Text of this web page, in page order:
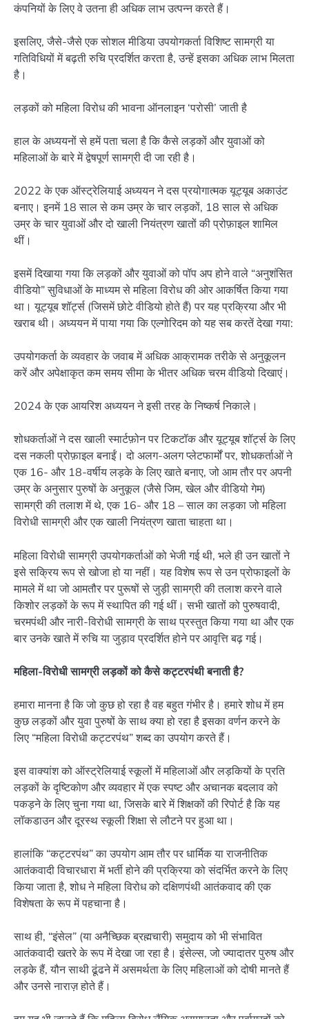
कंपनियों के लिए वे उतना ही अधिक लाभ उत्पन्न करते हैं।
इसलिए, जैसे-जैसे एक सोशल मीडिया उपयोगकर्ता विशिष्ट सामग्री या
गतिविधियों में बढ़ती रुचि प्रदर्शित करता है, उन्हें इसका अधिक लाभ मिलता
है।
लड़कों को महिला विरोध की भावना ऑनलाइन ‘परोसी’ जाती है
हाल के अध्ययनों से हमें पता चला है कि कैसे लड़कों और युवाओं को
महिलाओं के बारे में द्वेषपूर्ण सामग्री दी जा रही है।
2022 के एक ऑस्ट्रेलियाई अध्ययन ने दस प्रयोगात्मक यूट्यूब अकाउंट
बनाए। इनमें 18 साल से कम उम्र के चार लड़कों, 18 साल से अधिक
उम्र के चार युवाओं और दो खाली नियंत्रण खातों की प्रोफ़ाइल शामिल
थीं।
इसमें दिखाया गया कि लड़कों और युवाओं को पॉप अप होने वाले “अनुशंसित
वीडियो” सुविधाओं के माध्यम से महिला विरोध की ओर आकर्षित किया गया
था। यूट्यूब शॉर्ट्स (जिसमें छोटे वीडियो होते हैं) पर यह प्रक्रिया और भी
खराब थी। अध्ययन में पाया गया कि एल्गोरिदम को यह सब करतें देखा गया:
उपयोगकर्ता के व्यवहार के जवाब में अधिक आक्रामक तरीके से अनुकूलन
करें और अपेक्षाकृत कम समय सीमा के भीतर अधिक चरम वीडियो दिखाएं।
2024 के एक आयरिश अध्ययन ने इसी तरह के निष्कर्ष निकाले।
शोधकर्ताओं ने दस खाली स्मार्टफ़ोन पर टिकटॉक और यूट्यूब शॉर्ट्स के लिए
दस नकली प्रोफ़ाइल बनाईं। दो अलग-अलग प्लेटफार्मों पर, शोधकर्ताओं ने
एक 16- और 18-वर्षीय लड़के के लिए खाते बनाए, जो आम तौर पर अपनी
उम्र के अनुसार पुरुषों के अनुकूल (जैसे जिम, खेल और वीडियो गेम)
सामग्री की तलाश में थे, एक 16- और 18 – साल का लड़का जो महिला
विरोधी सामग्री और एक खाली नियंत्रण खाता चाहता था।
महिला विरोधी सामग्री उपयोगकर्ताओं को भेजी गई थी, भले ही उन खातों ने
इसे सक्रिय रूप से खोजा हो या नहीं। यह विशेष रूप से उन प्रोफाइलों के
मामले में था जो आमतौर पर पुरूषों से जुड़ी सामग्री की तलाश करने वाले
किशोर लड़कों के रूप में स्थापित की गई थीं। सभी खातों को पुरुषवादी,
चरमपंथी और नारी-विरोधी सामग्री के साथ प्रस्तुत किया गया था और एक
बार उनके खाते में रुचि या जुड़ाव प्रदर्शित होने पर आवृत्ति बढ़ गई।
महिला-विरोधी सामग्री लड़कों को कैसे कट्टरपंथी बनाती है?
हमारा मानना है कि जो कुछ हो रहा है वह बहुत गंभीर है। हमारे शोध में हम
कुछ लड़कों और युवा पुरुषों के साथ क्या हो रहा है इसका वर्णन करने के
लिए “महिला विरोधी कट्टरपंथ” शब्द का उपयोग करते हैं।
इस वाक्यांश को ऑस्ट्रेलियाई स्कूलों में महिलाओं और लड़कियों के प्रति
लड़कों के दृष्टिकोण और व्यवहार में एक स्पष्ट और अचानक बदलाव को
पकड़ने के लिए चुना गया था, जिसके बारे में शिक्षकों की रिपोर्ट है कि यह
लॉकडाउन और दूरस्थ स्कूली शिक्षा से लौटने पर हुआ था।
हालांकि “कट्टरपंथ” का उपयोग आम तौर पर धार्मिक या राजनीतिक
आतंकवादी विचारधारा में भर्ती होने की प्रक्रिया को संदर्भित करने के लिए
किया जाता है, शोध ने महिला विरोध को दक्षिणपंथी आतंकवाद की एक
विशेषता के रूप में पहचाना है।
साथ ही, “इंसेल” (या अनैच्छिक ब्रह्मचारी) समुदाय को भी संभावित
आतंकवादी खतरे के रूप में देखा जा रहा है। इंसेल्स, जो ज्यादातर पुरुष और
लड़के हैं, यौन साथी ढूंढने में असमर्थता के लिए महिलाओं को दोषी मानते हैं
और उनसे नाराज़ होते हैं।